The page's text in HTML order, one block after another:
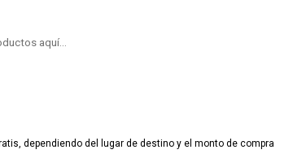
dependiendo del lugar de destino y el monto de compra